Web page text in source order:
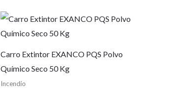
Carro Extintor EXANCO PQS Polvo
Químico Seco 50 Kg
Incendio